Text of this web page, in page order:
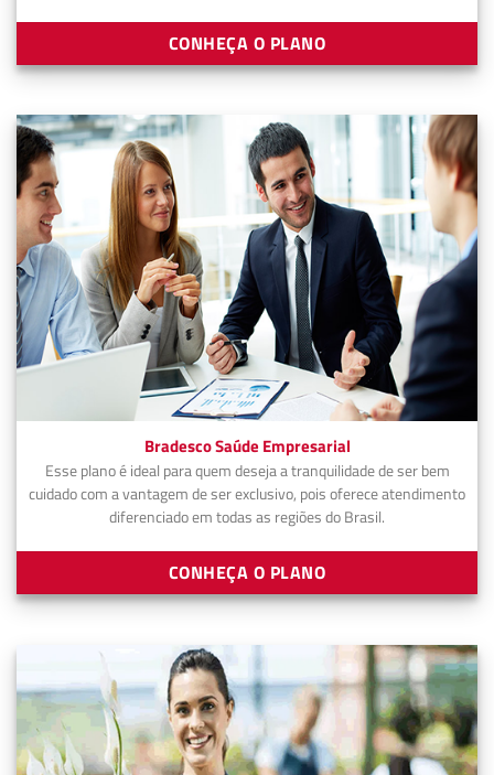
CONHEÇA O PLANO
Bradesco Saúde Empresarial
Esse plano é ideal para quem deseja a tranquilidade de ser bem
cuidado com a vantagem de ser exclusivo, pois oferece atendimento
diferenciado em todas as regiões do Brasil.
CONHEÇA O PLANO